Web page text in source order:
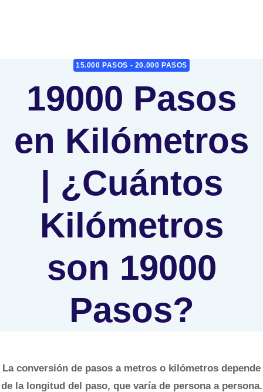
15.000 PASOS - 20.000 PASOS
19000 Pasos
en Kilómetros
| ¿Cuántos
Kilómetros
son 19000
Pasos?
La conversión de pasos a metros o kilómetros depende
de la longitud del paso, que varía de persona a persona.